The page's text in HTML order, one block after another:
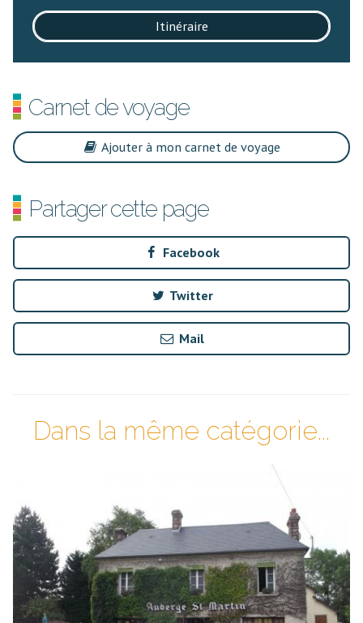
Itinéraire
Carnet de voyage
Ajouter à mon carnet de voyage
Partager cette page
Facebook
Twitter
Mail
Dans la même catégorie...